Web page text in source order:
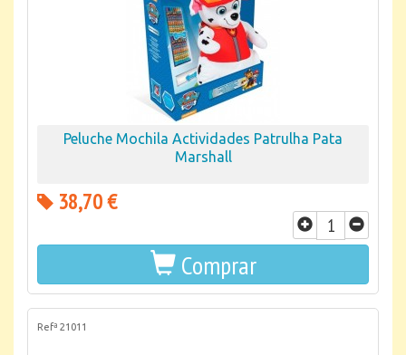
Peluche Mochila Actividades Patrulha Pata
Marshall
38,70 €
Comprar
Refª 21011